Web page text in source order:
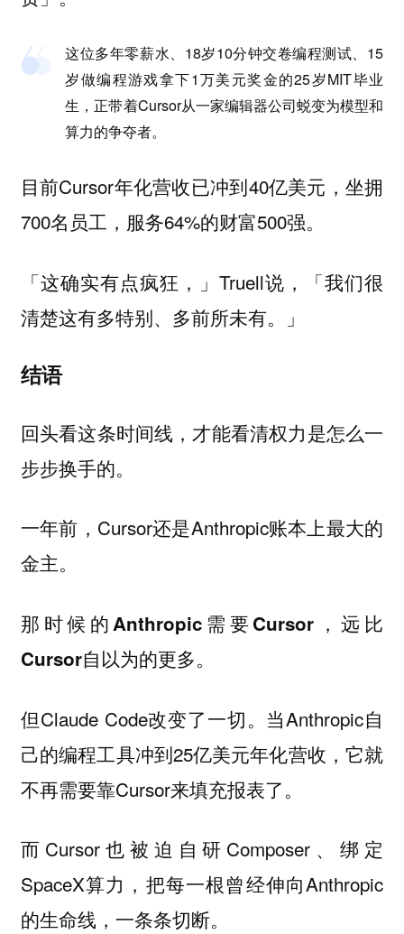
这位多年零薪水、18岁10分钟交卷编程测试、15
岁做编程游戏拿下1万美元奖金的25岁MIT毕业
生，正带着Cursor从一家编辑器公司蜕变为模型和
算力的争夺者。
目前Cursor年化营收已冲到40亿美元，坐拥
700名员工，服务64%的财富500强。
「这确实有点疯狂，」Truell说，「我们很
清楚这有多特别、多前所未有。」
结语
回头看这条时间线，才能看清权力是怎么一
步步换手的。
一年前，Cursor还是Anthropic账本上最大的
金主。
那时候的Anthropic需要Cursor，远比
Cursor自以为的更多。
但Claude Code改变了一切。当Anthropic自
己的编程工具冲到25亿美元年化营收，它就
不再需要靠Cursor来填充报表了。
而Cursor也被迫自研Composer、绑定
SpaceX算力，把每一根曾经伸向Anthropic
的生命线，一条条切断。